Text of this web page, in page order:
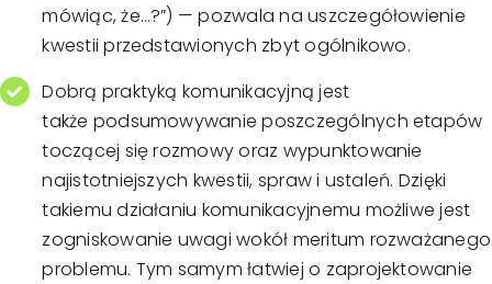
mówiąc, że…?”) — pozwala na uszczegółowienie
kwestii przedstawionych zbyt ogólnikowo.
Dobrą praktyką komunikacyjną jest
także podsumowywanie poszczególnych etapów
toczącej się rozmowy oraz wypunktowanie
najistotniejszych kwestii, spraw i ustaleń. Dzięki
takiemu działaniu komunikacyjnemu możliwe jest
zogniskowanie uwagi wokół meritum rozważanego
problemu. Tym samym łatwiej o zaprojektowanie